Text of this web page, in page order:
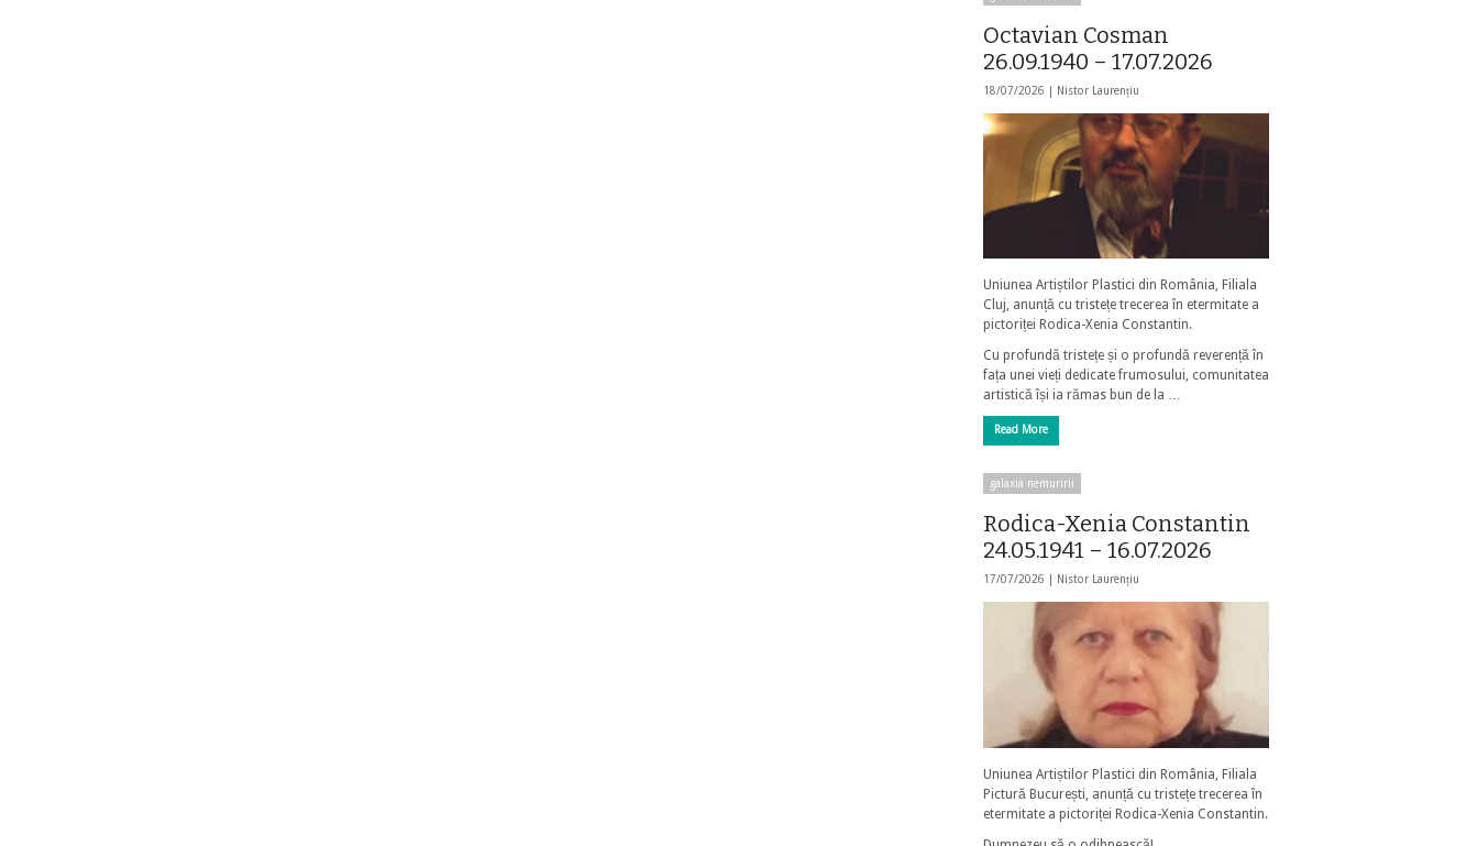
Octavian Cosman
26.09.1940 – 17.07.2026
18/07/2026 | Nistor Laurențiu
Uniunea Artiștilor Plastici din România, Filiala
Cluj, anunță cu tristețe trecerea în etermitate a
pictoriței Rodica-Xenia Constantin.
Cu profundă tristețe și o profundă reverență în
fața unei vieți dedicate frumosului, comunitatea
artistică își ia rămas bun de la …
Read More
galaxia nemuririi
Rodica-Xenia Constantin
24.05.1941 – 16.07.2026
17/07/2026 | Nistor Laurențiu
Uniunea Artiștilor Plastici din România, Filiala
Pictură București, anunță cu tristețe trecerea în
etermitate a pictoriței Rodica-Xenia Constantin.